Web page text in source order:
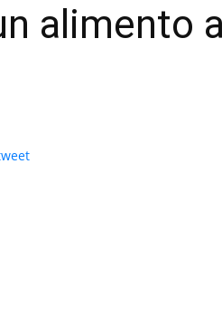
alimento